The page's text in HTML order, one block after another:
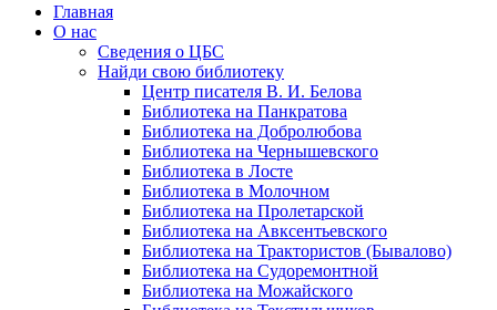
Главная
О нас
Сведения о ЦБС
Найди свою библиотеку
Центр писателя В. И. Белова
Библиотека на Панкратова
Библиотека на Добролюбова
Библиотека на Чернышевского
Библиотека в Лосте
Библиотека в Молочном
Библиотека на Пролетарской
Библиотека на Авксентьевского
Библиотека на Трактористов (Бывалово)
Библиотека на Судоремонтной
Библиотека на Можайского